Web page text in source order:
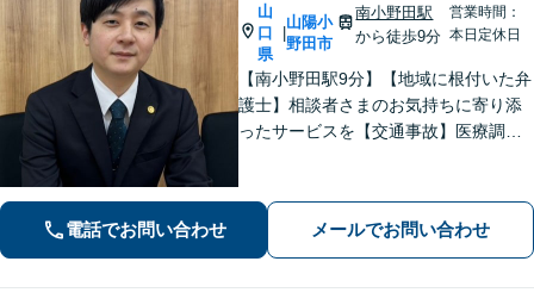
山
口
県
山陽小
野田市
南小野田駅
から徒歩9分
営業時間：
本日定休日
【南小野田駅9分】【地域に根付いた弁
護士】相談者さまのお気持ちに寄り添
ったサービスを【交通事故】医療調査
実調査と判例をリサーチし、不公平感
のない相続を実現【WEB面談】
電話でお問い合わせ メールでお問い合わせ